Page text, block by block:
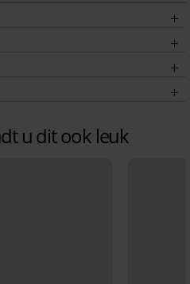
u dit ook leuk